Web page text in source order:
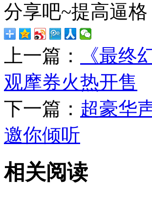
分享吧~提高逼格
上一篇：
《最终
观摩券火热开售
下一篇： 超豪华
邀你倾听
相关阅读